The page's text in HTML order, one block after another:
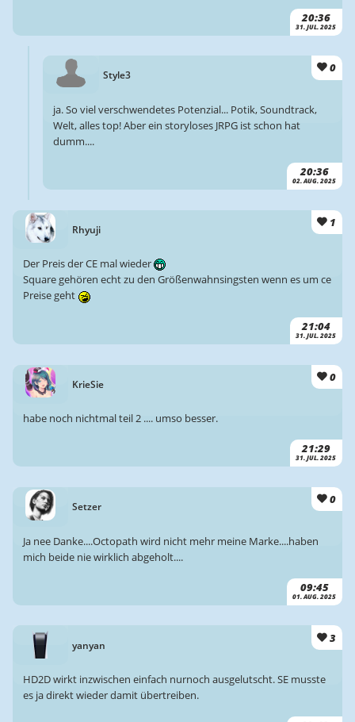
20:36
31. JUL. 2025
Style3 0
20:36
02. AUG. 2025
ja. So viel verschwendetes Potenzial... Potik, Soundtrack,
Welt, alles top! Aber ein storyloses JRPG ist schon hat
dumm....
Rhyuji
1
21:04
31. JUL. 2025
Der Preis der CE mal wieder
Square gehören echt zu den Größenwahnsingsten wenn es um ce
Preise geht
KrieSie
0
21:29
31. JUL. 2025
habe noch nichtmal teil 2 .... umso besser.
Setzer
0
09:45
01. AUG. 2025
Ja nee Danke....Octopath wird nicht mehr meine Marke....haben
mich beide nie wirklich abgeholt....
yanyan
3
HD2D wirkt inzwischen einfach nurnoch ausgelutscht. SE musste
es ja direkt wieder damit übertreiben.